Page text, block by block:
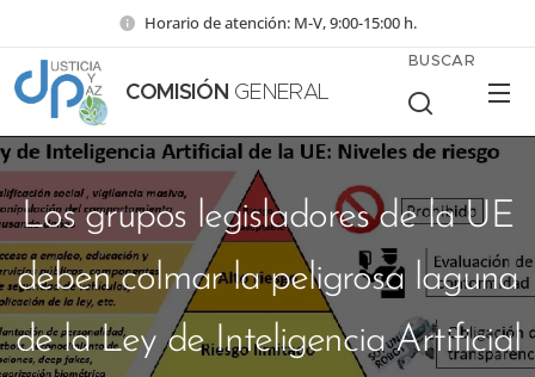
Horario de atención: M-V, 9:00-15:00 h.
COMISIÓN GENERAL
BUSCAR
Los grupos legisladores de la UE
deben colmar la peligrosa laguna
de la Ley de Inteligencia Artificial